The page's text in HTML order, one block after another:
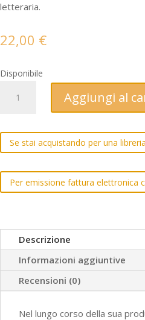
letteraria.
22,00 €
Disponibile
suoi
Editori
1911)
quantità
Aggiungi al
Se stai acquistando per una
Per emissione fattura elettronica
Descrizione
Informazioni aggiuntive
Recensioni (0)
Nel lungo corso della sua